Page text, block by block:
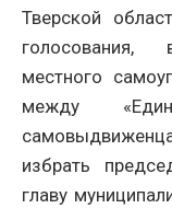
Тверской
голосования,
местного
между
избрать
главу